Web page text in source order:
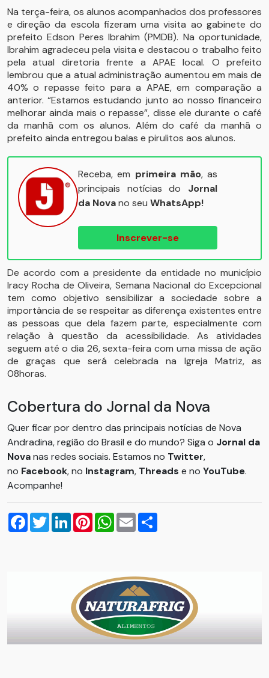
Na terça-feira, os alunos acompanhados dos professores
e direção da escola fizeram uma visita ao gabinete do
prefeito Edson Peres Ibrahim (PMDB). Na oportunidade,
Ibrahim agradeceu pela visita e destacou o trabalho feito
pela atual diretoria frente a APAE local. O prefeito
lembrou que a atual administração aumentou em mais de
40% o repasse feito para a APAE, em comparação a
anterior. “Estamos estudando junto ao nosso financeiro
melhorar ainda mais o repasse”, disse ele durante o café
da manhã com os alunos. Além do café da manhã o
prefeito ainda entregou balas e pirulitos aos alunos.
Receba, em primeira mão, as
principais notícias do Jornal
da Novano seu WhatsApp!
Inscrever-se
De acordo com a presidente da entidade no município
Iracy Rocha de Oliveira, Semana Nacional do Excepcional
tem como objetivo sensibilizar a sociedade sobre a
importância de se respeitar as diferença existentes entre
as pessoas que dela fazem parte, especialmente com
relação à questão da acessibilidade. As atividades
seguem até o dia 26, sexta-feira com uma missa de ação
de graças que será celebrada na Igreja Matriz, as
08horas.
Cobertura do Jornal da Nova
Quer ficar por dentro das principais notícias de Nova
Andradina, região do Brasil e do mundo? Siga o Jornal da
Novanas redes sociais. Estamos no Twitter,
no Facebook, no Instagram, Threads e no YouTube.
Acompanhe!
Facebook
TwitterLinkedInPinterestWhatsApp
Email